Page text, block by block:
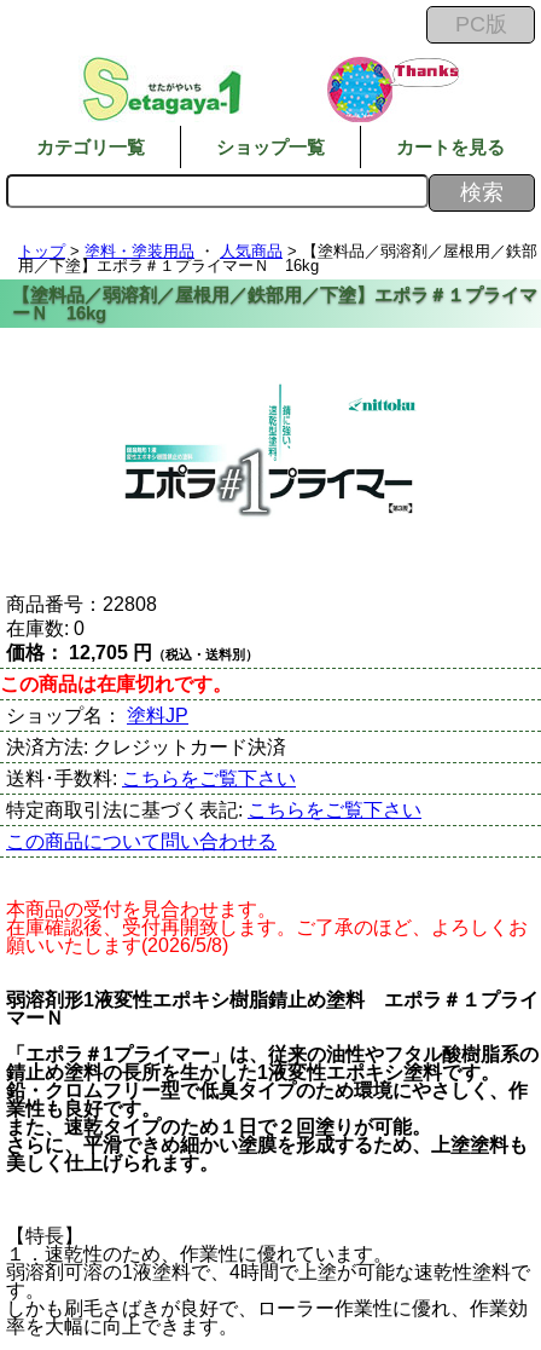
カテゴリ一覧 ショップ一覧 カートを見る
トップ> 塗料・塗装用品 ・ 人気商品 > 【塗料品／弱溶剤／屋根用／鉄部
用／下塗】エポラ＃１プライマーＮ 16kg
商品番号： 22808
在庫数: 0
価格： 12,705 円 （税込・送料別）
この商品は在庫切れです。
ショップ名： 塗料JP
決済方法: クレジットカード決済
送料･手数料: こちらをご覧下さい
特定商取引法に基づく表記: こちらをご覧下さい
この商品について問い合わせる
本商品の受付を見合わせます。
在庫確認後、受付再開致します。ご了承のほど、よろしくお
願いいたします(2026/5/8)
弱溶剤形1液変性エポキシ樹脂錆止め塗料 エポラ＃１プライ
マーＮ
「エポラ＃1プライマー」は、従来の油性やフタル酸樹脂系の
錆止め塗料の長所を生かした1液変性エポキシ塗料です。
鉛・クロムフリー型で低臭タイプのため環境にやさしく、作
業性も良好です。
また、速乾タイプのため１日で２回塗りが可能。
さらに、平滑できめ細かい塗膜を形成するため、上塗塗料も
美しく仕上げられます。
【特長】
１．速乾性のため、作業性に優れています。
弱溶剤可溶の1液塗料で、4時間で上塗が可能な速乾性塗料で
す。
しかも刷毛さばきが良好で、ローラー作業性に優れ、作業効
率を大幅に向上できます。